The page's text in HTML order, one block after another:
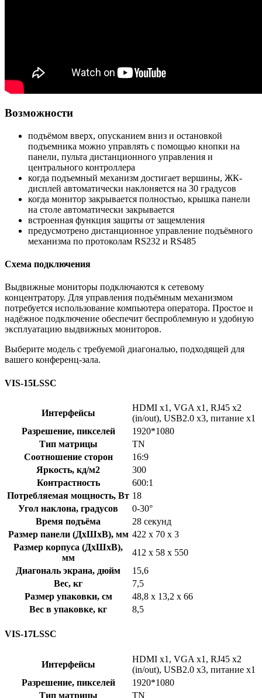
Возможности
подъёмом вверх, опусканием вниз и остановкой
подъемника можно управлять с помощью кнопки на
панели, пульта дистанционного управления и
центрального контроллера
когда подъемный механизм достигает вершины, ЖК-
дисплей автоматически наклоняется на 30 градусов
когда монитор закрывается полностью, крышка панели
на столе автоматически закрывается
встроенная функция защиты от защемления
предусмотрено дистанционное управление подъёмного
механизма по протоколам RS232 и RS485
Схема подключения
Выдвижные мониторы подключаются к сетевому
концентратору. Для управления подъёмным механизмом
потребуется использование компьютера оператора. Простое и
надёжное подключение обеспечит беспроблемную и удобную
эксплуатацию выдвижных мониторов.
Выберите модель с требуемой диагональю, подходящей для
вашего конференц-зала.
VIS-15LSSC
Интерфейсы
HDMI x1, VGA x1, RJ45 x2
(in/out), USB2.0 x3, питание х1
Разрешение, пикселей
1920*1080
Тип матрицы
TN
Соотношение сторон
16:9
Яркость, кд/м2
300
Контрастность
600:1
Потребляемая мощность, Вт 18
Угол наклона, градусов
0-30°
Время подъёма
28 секунд
Размер панели (ДxШxВ), мм 422 x 70 x 3
Размер корпуса (ДxШxВ),
мм
412 x 58 x 550
Диагональ экрана, дюйм
15,6
Вес, кг
7,5
Размер упаковки, см
48,8 x 13,2 x 66
Вес в упаковке, кг
8,5
VIS-17LSSC
Интерфейсы
HDMI x1, VGA x1, RJ45 x2
(in/out), USB2.0 x3, питание х1
Разрешение, пикселей
1920*1080
Тип матрицы
TN